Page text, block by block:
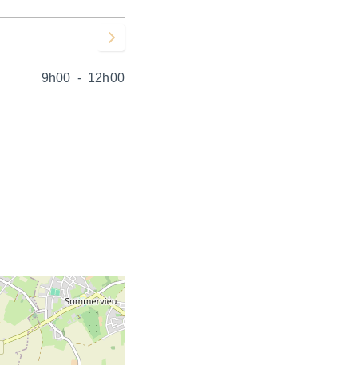
Voir le mois suivant
9h00 - 12h00